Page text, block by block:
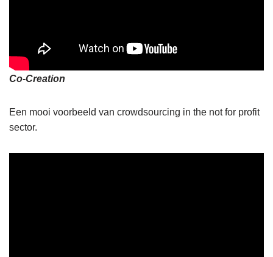
Co-Creation
Een mooi voorbeeld van crowdsourcing in the not for profit
sector.